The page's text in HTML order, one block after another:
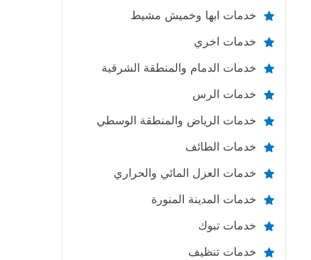
خدمات ابها وخميش مشيط
خدمات اخري
خدمات الدمام والمنطقة الشرقية
خدمات الرس
خدمات الرياض والمنطقة الوسطي
خدمات الطائف
خدمات العزل المائي والحراري
خدمات المدينة المنورة
خدمات تبوك
خدمات تنظيف